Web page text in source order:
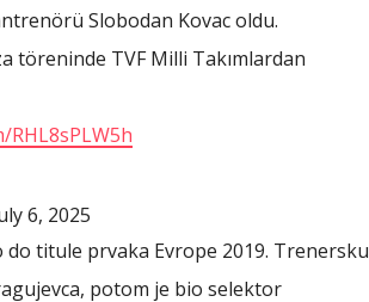
Slobodan Kovac oldu.
töreninde TVF Milli Takımlardan
RHL8sPLW5h
6, 2025
titule prvaka Evrope 2019. Trenersku
potom je bio selektor